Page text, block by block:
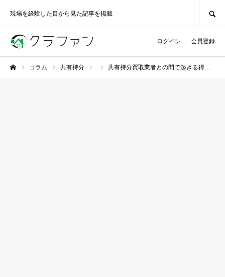
現場を経験した目から見た記事を掲載
ログイン 会員登録
コラム 共有持分 共有持分買取業者との間で起きる得るトラブルとは？起こり得る事例や巻き込まれないためにできることを解説